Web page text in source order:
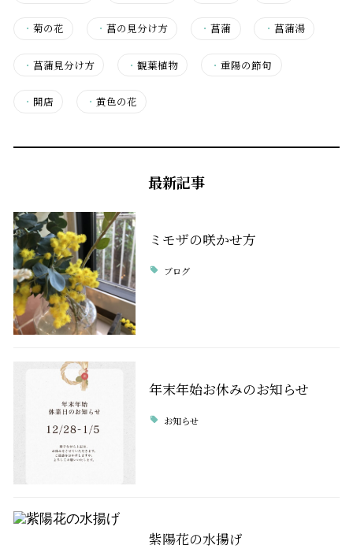
・ 菊の花 ・菖の見分け方 ・菖蒲 ・ 菖蒲湯
・ 菖蒲見分け方 ・観葉植物 ・重陽の節句
・ 開店 ・黄色の花
最新記事
ミモザの咲かせ方
ブログ
年末年始お休みのお知らせ
お知らせ
紫陽花の水揚げ